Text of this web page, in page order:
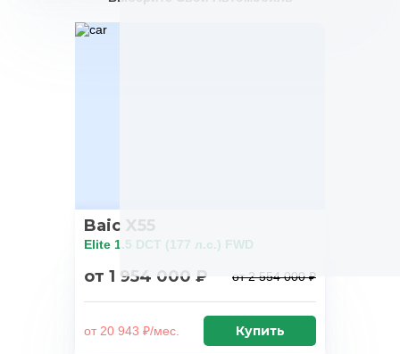
Baic X55
Elite 1.5 DCT (177 л.с.) FWD
от 1 954 000 ₽ от 2 554 000 ₽
от 20 943 ₽/мес. Купить